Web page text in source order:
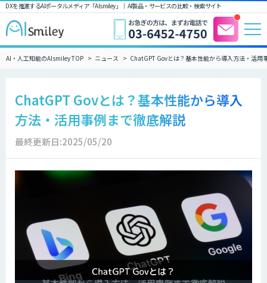
DXを推進するAIポータルメディア「AIsmiley」｜ AI製品・サービスの比較・検索サイト
AI・人工知能のAIsmiley TOP ニュース ChatGPT Govとは？基本性能から導入方法・活用
ChatGPT Govとは？基本性能から導入
方法・活用事例まで徹底解説
最終更新日:2025/05/20